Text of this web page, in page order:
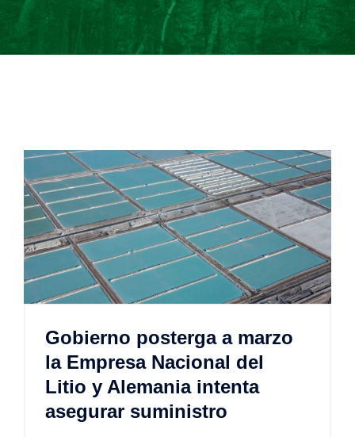
Gobierno posterga a marzo
la Empresa Nacional del
Litio y Alemania intenta
asegurar suministro